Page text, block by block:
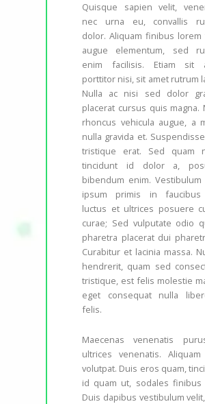
Quisque sapien velit,
nec urna eu, convallis
dolor. Aliquam finibus lorem
augue elementum, sed
enim facilisis. Etiam sit
porttitor nisi, sit amet rutrum
Nulla ac nisi sed dolor
placerat cursus quis magna.
rhoncus vehicula augue, a
nulla gravida et.
tristique erat. Sed quam
tincidunt id dolor a,
bibendum enim. Vestibulum
ipsum primis in faucibus
luctus et ultrices posuere
curae; Sed vulputate odio
pharetra placerat dui
Curabitur et lacinia massa.
hendrerit, quam sed
tristique, est felis molestie
eget consequat nulla
felis.
Maecenas venenatis
ultrices venenatis.
volutpat. Duis eros quam,
id quam ut, sodales finibus
Duis dapibus vestibulum